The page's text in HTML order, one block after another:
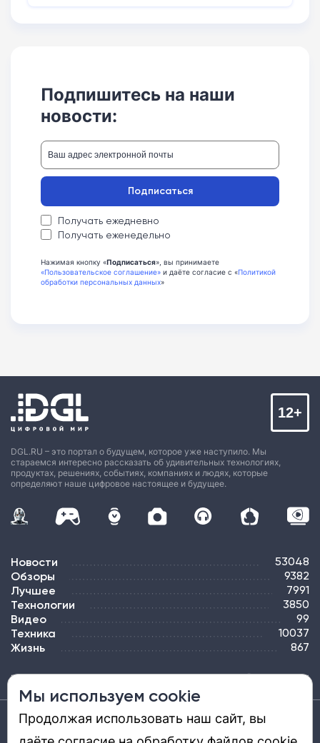
Подпишитесь на наши
новости:
Получать ежедневно
Получать еженедельно
Подписаться
Нажимая кнопку «Подписаться», вы принимаете
«Пользовательское соглашение» и даёте согласие с «Политикой
обработки персональных данных»
DGL.RU – это портал о будущем, которое уже наступило. Мы
стараемся интересно рассказать об удивительных технологиях,
продуктах, решениях, событиях, компаниях и людях, которые
определяют наше цифровое настоящее и будущее.
12+
Новости 53048
Обзоры 9382
Лучшее 7991
Технологии 3850
Видео 99
Техника 10037
Жизнь 867
ПОДПИСКА РЕКЛАМА КОНТАКТЫ КАРТА САЙТА ТЭГИ
Средство массовой информации «DGL.RU — Цифровой мир» (www.dgl.ru).
Реестровая запись средства массовой информации (СМИ) сетевого издания ЭЛ №
ФС 77 - 81669, выдано Роскомнадзором 27.08.2021. Учредитель: ООО «ДиДжиЭль».
Мы используем cookie
Продолжая использовать наш сайт, вы